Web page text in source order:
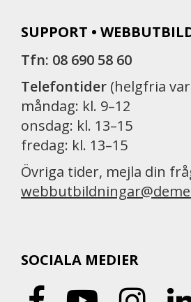
SUPPORT •
Tfn: 08 690 58 60
Telefontider (helgfria
måndag: kl. 9–12
onsdag: kl. 13–15
fredag: kl. 13–15
Övriga tider, mejla din
SOCIALA MEDIER